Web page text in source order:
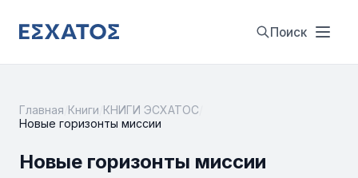
Поиск
Главная Книги КНИГИ ЭСХАТОС
Новые горизонты миссии
Новые горизонты миссии